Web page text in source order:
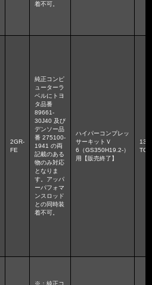
着不可。
2GR-
FE
純正コンピ
ューターラ
ベルにトヨ
タ品番
89661-
30J40 及び
デンソー品
番 275100-
1941 の両
記載のある
物のみ対応
となりま
す。アッパ
ーパフォマ
ンスロッド
との同時装
着不可。
ハイパーコンプレッ
サーキットＶ
6（GS350H19.2-）
用【販売終了】
※：純正コ